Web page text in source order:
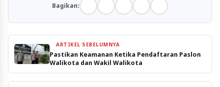
Bagikan:
ARTIKEL SEBELUMNYA
Pastikan Keamanan Ketika Pendaftaran Paslon
Walikota dan Wakil Walikota